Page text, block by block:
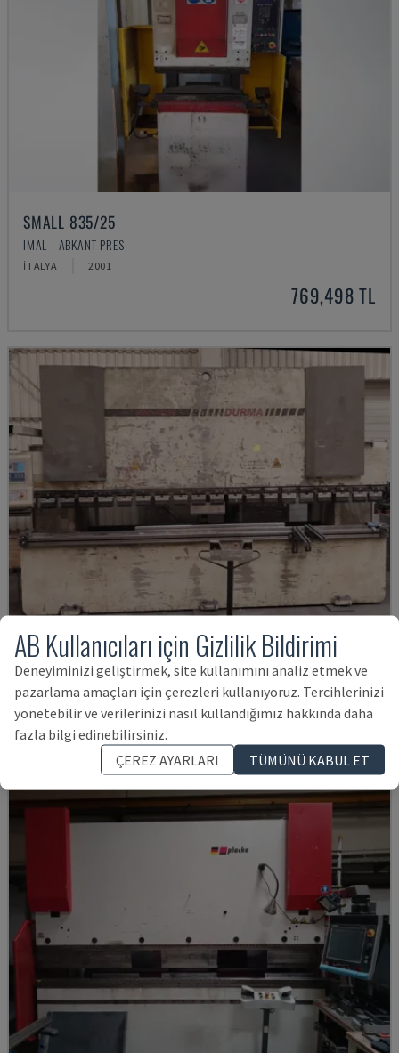
SMALL 835/25
IMAL - ABKANT PRES
İTALYA 2001
769,498 TL
HAP 40200
DURMA - ABKANT PRES
POLONYA 2003
AB Kullanıcıları için Gizlilik Bildirimi
Deneyiminizi geliştirmek, site kullanımını analiz etmek ve
pazarlama amaçları için çerezleri kullanıyoruz. Tercihlerinizi
yönetebilir ve verilerinizi nasıl kullandığımız hakkında daha
fazla bilgi edinebilirsiniz.
ÇEREZ AYARLARI
TÜMÜNÜ KABUL ET